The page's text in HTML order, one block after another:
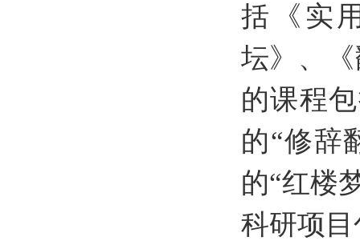
括《实
坛》、
的课程
的“修辞
的“红楼
科研项